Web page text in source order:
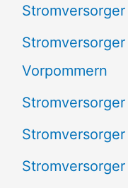
Vorpommern